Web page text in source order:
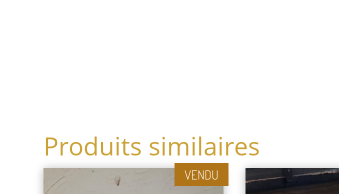
Produits similaires
VENDU